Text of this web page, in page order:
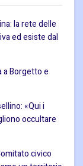
la rete delle
ed esiste dal
a Borgetto e
«Qui i
occultare
civico